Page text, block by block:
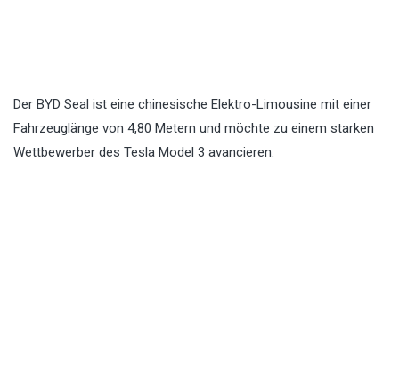
Der BYD Seal ist eine chinesische Elektro-Limousine mit einer
Fahrzeuglänge von 4,80 Metern und möchte zu einem starken
Wettbewerber des Tesla Model 3 avancieren.